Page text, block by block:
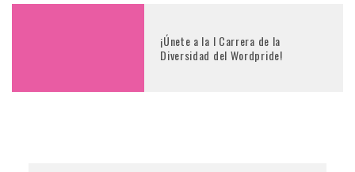
¡Únete a la I Carrera de la
Diversidad del Wordpride!